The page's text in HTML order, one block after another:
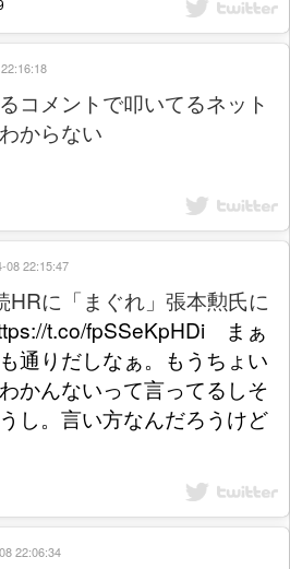
コメントで叩いてるネット
からない
HRに「まぐれ」張本勲氏に
t.co/fpSSeKpHDi まぁ
通りだしなぁ。もうちょい
かんないって言ってるしそ
し。言い方なんだろうけど
08 22:15:47
22:06:34